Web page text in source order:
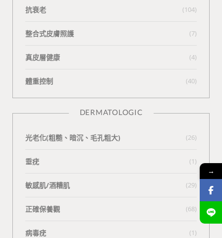
抗衰老 (104)
整合式皮膚照護 (7)
真皮層健康 (4)
體重控制 (40)
DERMATOLOGIC
光老化(粗糙、暗沉、毛孔粗大) (26)
垂疣 (1)
敏感肌/酒糟肌 (29)
正確保養觀 (68)
病毒疣 (1)
→